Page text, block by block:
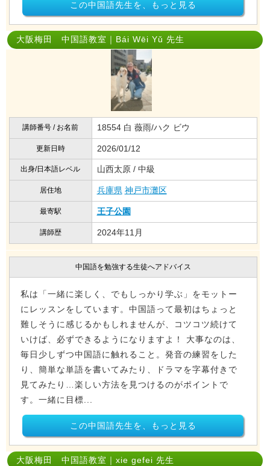
この中国語先生を、もっと見る
大阪梅田 中国語教室｜Bái Wēi Yǔ 先生
講師番号 / お名前 18554 白 薇雨/ハク ビウ
更新日時 2026/01/12
出身/日本語レベル 山西太原 / 中級
居住地 兵庫県 神戸市灘区
最寄駅 王子公園
講師歴 2024年11月
中国語を勉強する生徒へアドバイス
私は「一緒に楽しく、でもしっかり学ぶ」をモットー
にレッスンをしています。中国語って最初はちょっと
難しそうに感じるかもしれませんが、コツコツ続けて
いけば、必ずできるようになりますよ！ 大事なのは、
毎日少しずつ中国語に触れること。発音の練習をした
り、簡単な単語を書いてみたり、ドラマを字幕付きで
見てみたり…楽しい方法を見つけるのがポイントで
す。一緒に目標...
この中国語先生を、もっと見る
大阪梅田 中国語教室｜xie gefei 先生